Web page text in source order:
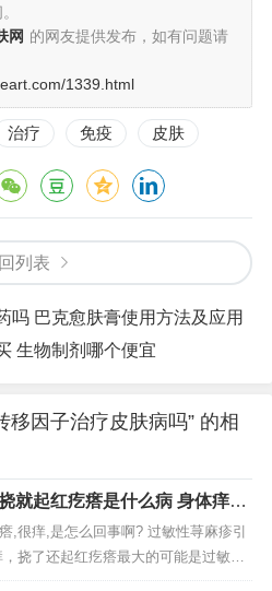
网 的网友提供发布，如有问题请
1339.html
治疗 免疫 皮肤
列表
吗 巴克愈肤膏使用方法及应用
生物制剂哪个便宜
移因子治疗皮肤病吗” 的相
就起红疙瘩是什么病 身体痒一
瘩是什么病引起的
,很痒,是怎么回事啊? 过敏性荨麻疹引
挠了还起红疙瘩最大的可能是过敏性
。过敏性荨麻疹又叫风疹块，是由于